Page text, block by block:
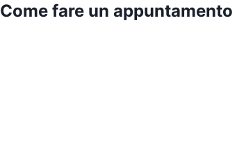
Come fare un appuntamento